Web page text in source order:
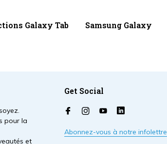
Galaxy Tab Samsung Galaxy
pour la
et
Get Social
Abonnez-vous à notre infolettre